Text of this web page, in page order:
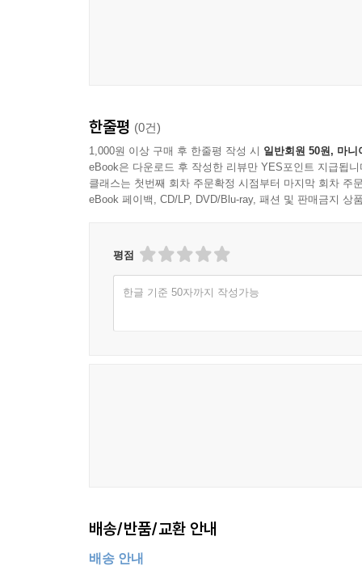
한줄평 (0건)
1,000원 이상 구매 후 한줄평 작성 시 일반회원 50원, 마니
eBook은 다운로드 후 작성한 리뷰만 YES포인트 지급됩니
클래스는 첫번째 회차 주문확정 시점부터 마지막 회차 주
eBook 페이백, CD/LP, DVD/Blu-ray, 패션 및 판매금지 상
평점
한글 기준 50자까지 작성가능
배송/반품/교환 안내
배송 안내